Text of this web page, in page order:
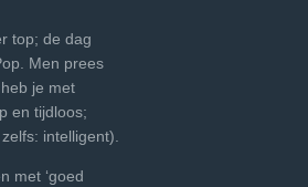
top; de dag
Men prees
je met
en tijdloos;
intelligent).
met ‘goed